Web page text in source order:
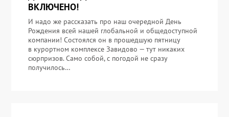
ВКЛЮЧЕНО!
И надо же рассказать про наш очередной День
Рождения всей нашей глобальной и общедоступной
компании! Состоялся он в прошедшую пятницу
в курортном комплексе Завидово — тут никаких
сюрпризов. Само собой, с погодой не сразу
получилось…